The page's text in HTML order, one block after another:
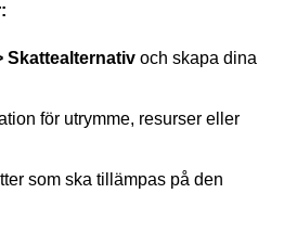
Skattealternativ och skapa dina
för utrymme, resurser eller
som ska tillämpas på den